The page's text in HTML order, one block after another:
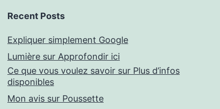
Recent Posts
Expliquer simplement Google
Lumière sur Approfondir ici
Ce que vous voulez savoir sur Plus d’infos
disponibles
Mon avis sur Poussette